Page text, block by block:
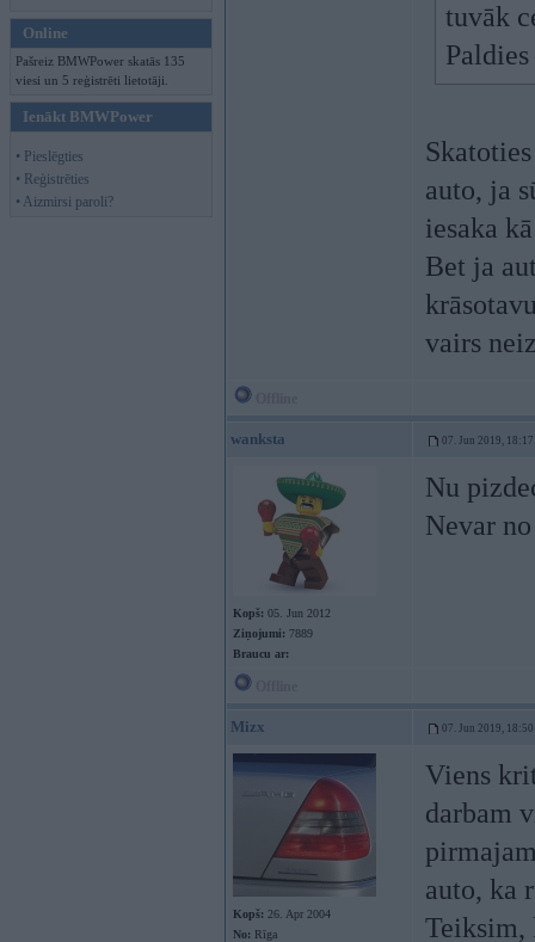
Online
Pašreiz BMWPower skatās 135
viesi un 5 reģistrēti lietotāji.
Ienākt BMWPower
• Pieslēgties
• Reģistrēties
• Aizmirsi paroli?
tuvāk
Paldies
auto, ja
iesaka
Bet ja
vairs
wanksta 07. Jun 2019, 18:17
Kopš: 05. Jun 2012
Ziņojumi: 7889
Braucu ar:
Nu
Nevar
Mizx 07. Jun 2019, 18:50
Kopš: 26. Apr 2004
No: Rīga
Viens
darbam
auto, ka
Teiksim,